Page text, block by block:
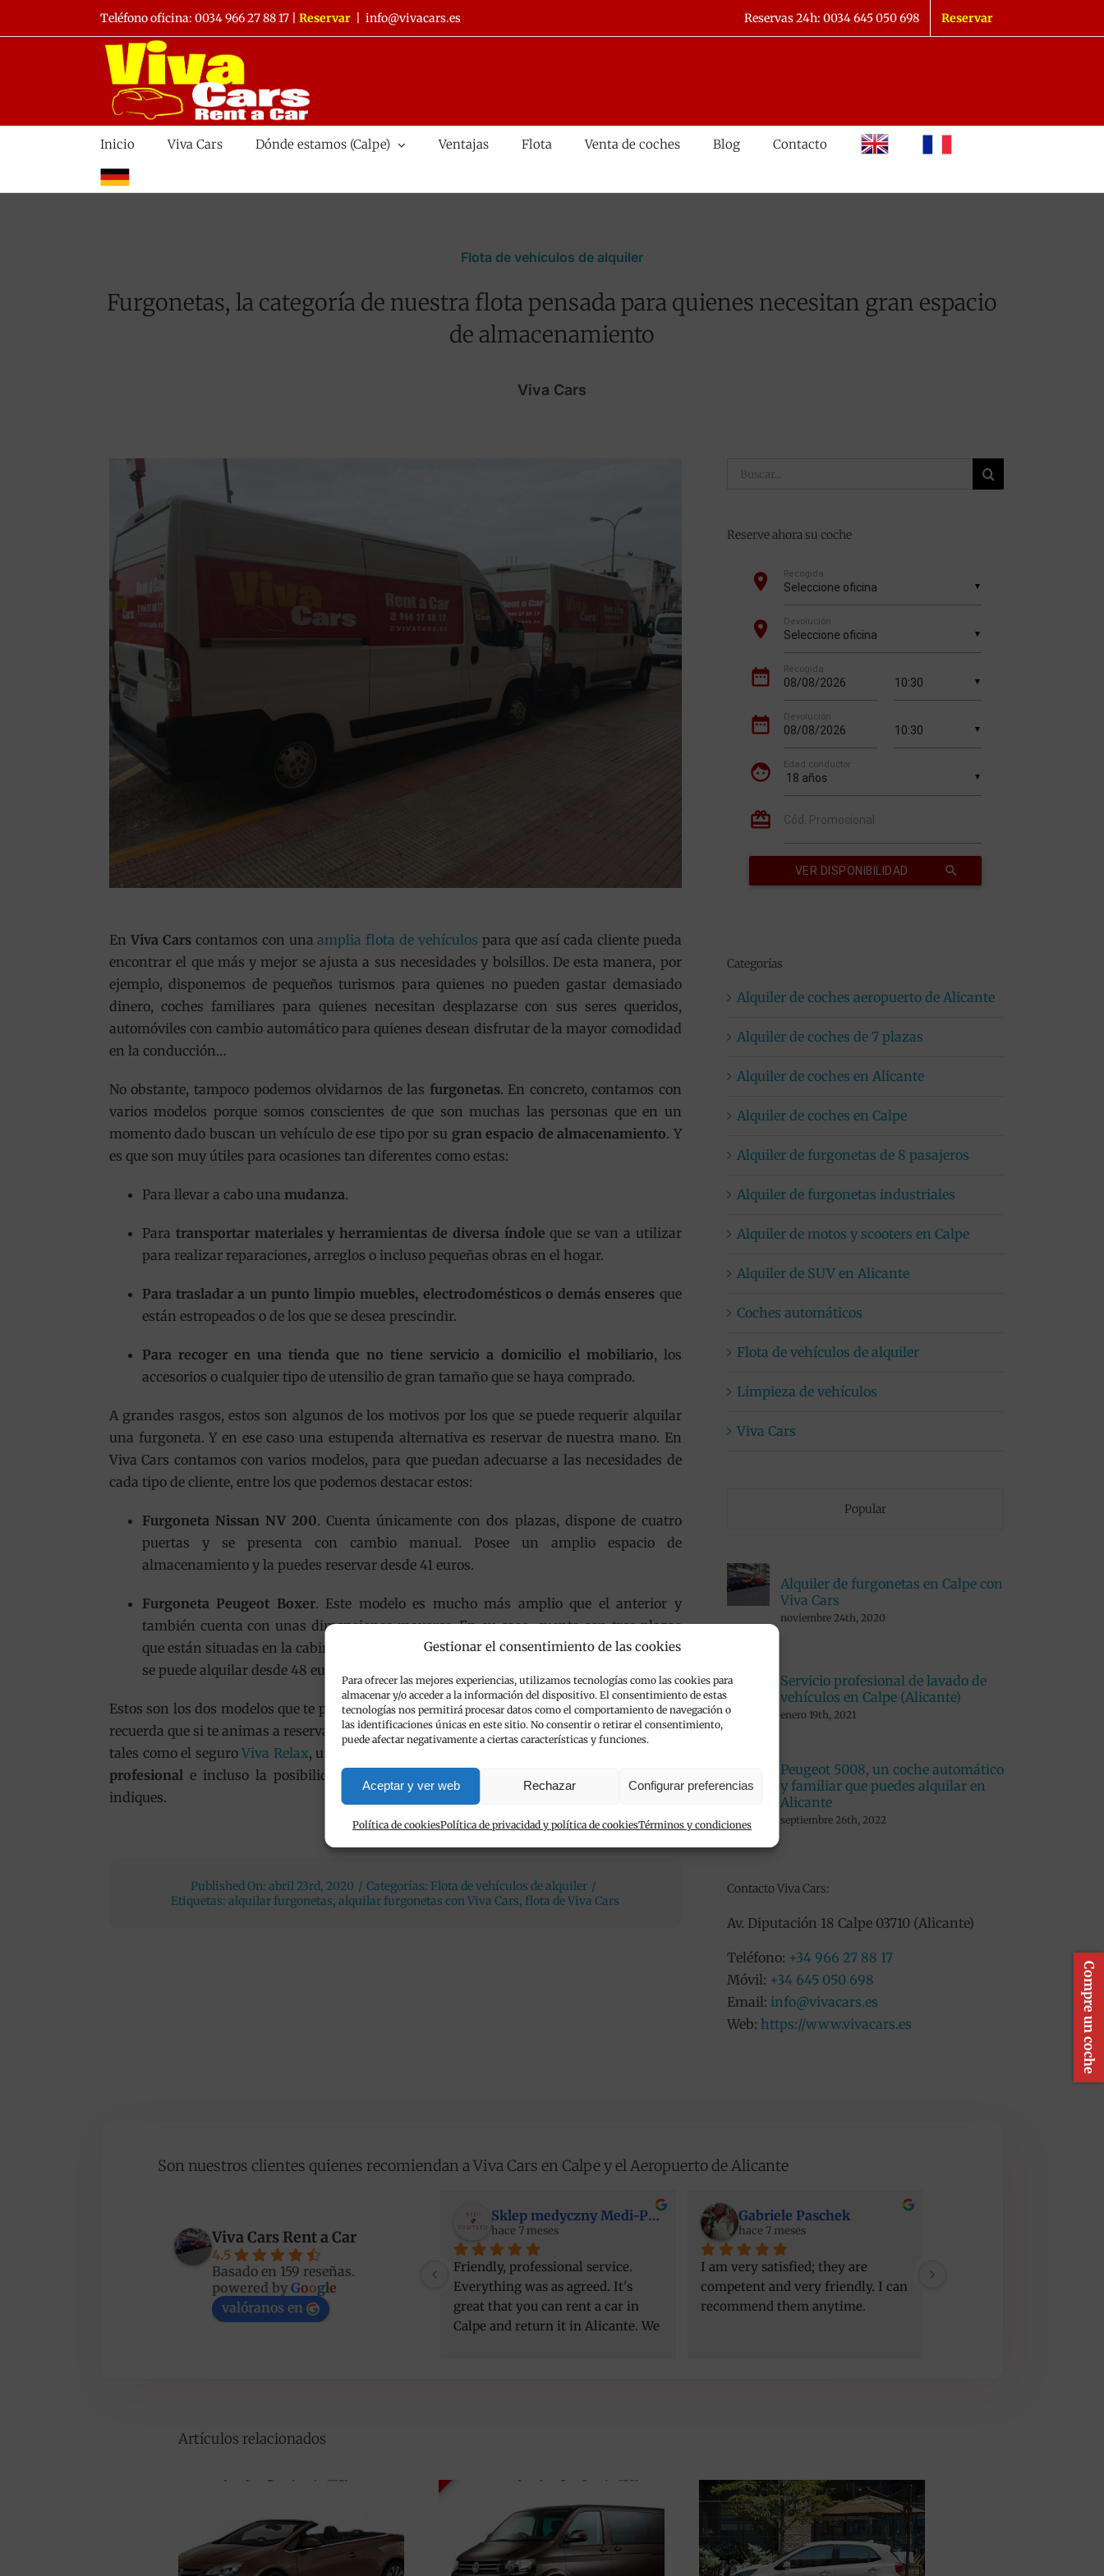
Gestionar el consentimiento de las cookies
Para ofrecer las mejores experiencias, utilizamos tecnologías como las cookies para
almacenar y/o acceder a la información del dispositivo. El consentimiento de estas
tecnologías nos permitirá procesar datos como el comportamiento de navegación o
las identificaciones únicas en este sitio. No consentir o retirar el consentimiento,
puede afectar negativamente a ciertas características y funciones.
Aceptar y ver web Rechazar Configurar preferencias
Política de cookiesPolítica de privacidad y política de cookiesTérminos y condiciones
al
Teléfono oficina: 0034 966 27 88 17 Reservar info@vivacars.es Reservas 24h: 0034 645 050 698 Reservar
Inicio Viva Cars Dónde estamos (Calpe) Ventajas Flota Venta de coches Blog Contacto
inglés francés
alemán
Flota de vehículos de alquiler
Furgonetas, la categoría de nuestra flota pensada para quienes necesitan gran espacio
de almacenamiento
Viva Cars
En Viva Carscontamos con unaamplia flota de vehículos para que así cada cliente pueda
encontrar el que más y mejor se ajusta a sus necesidades y bolsillos. De esta manera, por
ejemplo, disponemos de pequeños turismos para quienes no pueden gastar demasiado
dinero, coches familiares para quienes necesitan desplazarse con sus seres queridos,
automóviles con cambio automático para quienes desean disfrutar de la mayor comodidad
en la conducción…
No obstante, tampoco podemos olvidarnos de las furgonetas. En concreto, contamos con
varios modelos porque somos conscientes de que son muchas las personas que en un
momento dado buscan un vehículo de ese tipo por su gran espacio de almacenamiento. Y
es que son muy útiles para ocasiones tan diferentes como estas:
Para llevar a cabo una mudanza.
Para transportar materiales y herramientas de diversa índole que se van a utilizar
para realizar reparaciones, arreglos o incluso pequeñas obras en el hogar.
Para trasladar a un punto limpio muebles, electrodomésticos o demás enseres que
están estropeados o de los que se desea prescindir.
Para recoger en una tienda que no tiene servicio a domicilio el mobiliario, los
accesorios o cualquier tipo de utensilio de gran tamaño que se haya comprado.
A grandes rasgos, estos son algunos de los motivos por los que se puede requerir alquilar
una furgoneta. Y en ese caso una estupenda alternativa es reservar de nuestra mano. En
Viva Cars contamos con varios modelos, para que puedan adecuarse a las necesidades de
cada tipo de cliente, entre los que podemos destacar estos:
Furgoneta Nissan NV 200. Cuenta únicamente con dos plazas, dispone de cuatro
puertas y se presenta con cambio manual. Posee un amplio espacio de
almacenamiento y la puedes reservar desde 41 euros.
Furgoneta Peugeot Boxer. Este modelo es mucho más amplio que el anterior y
también cuenta con unas dimensiones mayores. En su caso, cuenta con tres plazas
que están situadas en la cabina y tiene cinco puertas. Su cambio también es manual y
se puede alquilar desde 48 euros al día.
Estos son los dos modelos que te ponemos al alcance de la mano desde Viva Cars. Además,
recuerda que si te animas a reservar una de ellas con nosotros disfrutarás de otras ventajas
tales como el seguroViva Relax, una atención personalizada, un
profesional e incluso la posibilidad de entregarte la furgoneta en el lugar que tú nos
indiques.
Published On: abril 23rd, 2020 / Categorías: Flota de vehículos de alquiler /
Etiquetas:alquilar furgonetas,alquilar furgonetas con Viva Cars, flota de Viva Cars
Buscar:
Reserve ahora su coche
Categorías
Alquiler de coches aeropuerto de Alicante
Alquiler de coches de 7 plazas
Alquiler de coches en Alicante
Alquiler de coches en Calpe
Alquiler de furgonetas de 8 pasajeros
Alquiler de furgonetas industriales
Alquiler de motos y scooters en Calpe
Alquiler de SUV en Alicante
Coches automáticos
Flota de vehículos de alquiler
Limpieza de vehículos
Viva Cars
Popular
Alquiler de furgonetas en Calpe con
Viva Cars
noviembre 24th, 2020
Servicio profesional de lavado de
vehículos en Calpe (Alicante)
enero 19th, 2021
Peugeot 5008, un coche automático
y familiar que puedes alquilar en
Alicante
septiembre 26th, 2022
Contacto Viva Cars:
Av. Diputación 18 Calpe 03710 (Alicante)
Teléfono: +34 966 27 88 17
Móvil: +34 645 050 698
Email: info@vivacars.es
Web: https://www.vivacars.es
Son nuestros clientes quienes recomiendan a Viva Cars en Calpe y el Aeropuerto de Alicante
Viva Cars Rent a Car
4.5
Basado en 159 reseñas.
powered by Google
valóranos en
Sklep medyczny Medi-Partner
hace 7 meses
Friendly, professional service.
Everything was as agreed. It's
great that you can rent a car in
Calpe and return it in Alicante. We
Gabriele Paschek
hace 7 meses
I am very satisfied; they are
competent and very friendly. I can
recommend them anytime.
Artículos relacionados
Compre un coche